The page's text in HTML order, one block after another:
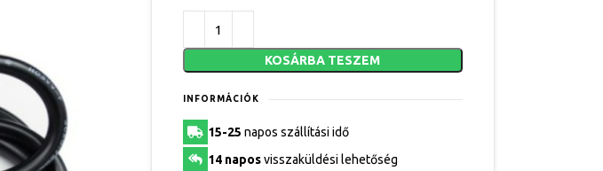
KOSÁRBA TESZEM
INFORMÁCIÓK
15-25 napos szállítási idő
14 naposvisszaküldési lehetőség